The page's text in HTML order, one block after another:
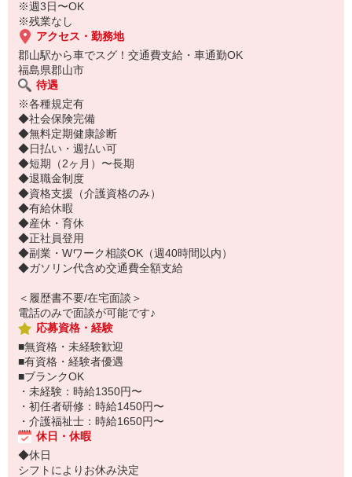
※週3日〜OK
※残業なし
アクセス・勤務地
郡山駅から車でスグ！交通費支給・車通勤OK
福島県郡山市
待遇
※各種規定有
◆社会保険完備
◆無料定期健康診断
◆日払い・週払い可
◆短期（2ヶ月）〜長期
◆退職金制度
◆資格支援（介護資格のみ）
◆有給休暇
◆産休・育休
◆正社員登用
◆副業・Wワーク相談OK（週40時間以内）
◆ガソリン代含め交通費全額支給
＜履歴書不要/在宅面談＞
電話のみで面談が可能です♪
応募資格・経験
■無資格・未経験歓迎
■有資格・経験者優遇
■ブランクOK
・未経験：時給1350円〜
・初任者研修：時給1450円〜
・介護福祉士：時給1650円〜
休日・休暇
◆休日
シフトによりお休み決定